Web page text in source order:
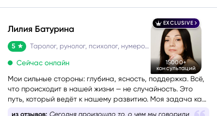
EXCLUSIVE
15000+
консультаций
Лилия Батурина
5 Таролог, рунолог, психолог, нумеролог, астролог
Сейчас онлайн
Мои сильные стороны: глубина, ясность, поддержка. Всё,
что происходит в нашей жизни — не случайность. Это
путь, который ведёт к нашему развитию. Моя задача как
из отзывов: Сегодня произошло то, о чем мы говорили